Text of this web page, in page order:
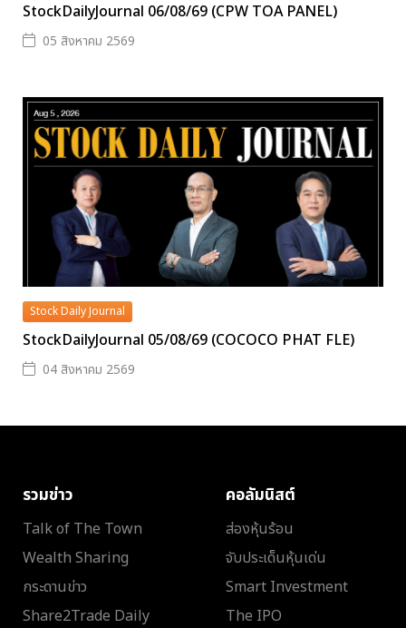
StockDailyJournal 06/08/69 (CPW TOA PANEL)
05 สิงหาคม 2569
Stock Daily Journal
StockDailyJournal 05/08/69 (COCOCO PHAT FLE)
04 สิงหาคม 2569
รวมข่าว
Talk of The Town
Wealth Sharing
กระดานข่าว
Share2Trade Daily
คอลัมนิสต์
ส่องหุ้นร้อน
จับประเด็นหุ้นเด่น
Smart Investment
The IPO